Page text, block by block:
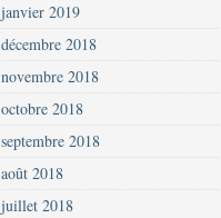
janvier 2019
décembre 2018
novembre 2018
octobre 2018
septembre 2018
août 2018
juillet 2018